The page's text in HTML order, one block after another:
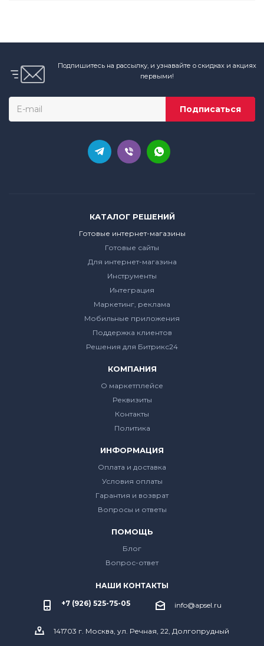
Подпишитесь на рассылку, и узнавайте о скидках и акциях
первыми!
КАТАЛОГ РЕШЕНИЙ
Готовые интернет-магазины
Готовые сайты
Для интернет-магазина
Инструменты
Интеграция
Маркетинг, реклама
Мобильные приложения
Поддержка клиентов
Решения для Битрикс24
КОМПАНИЯ
О маркетплейсе
Реквизиты
Контакты
Политика
ИНФОРМАЦИЯ
Оплата и доставка
Условия оплаты
Гарантия и возврат
Вопросы и ответы
ПОМОЩЬ
Блог
Вопрос-ответ
НАШИ КОНТАКТЫ
+7 (926) 525-75-05
info@apsel.ru
141703 г. Москва, ул. Речная, 22, Долгопрудный